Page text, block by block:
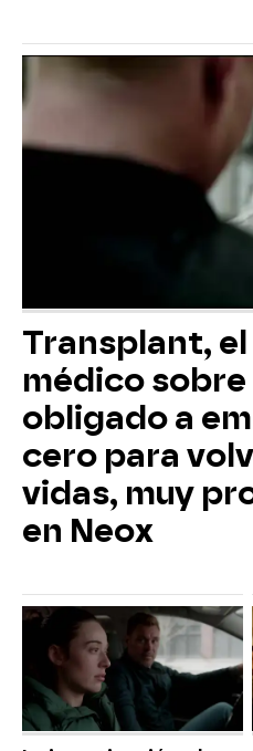
Transplant,
médico
obligado a
cero para
vidas, muy
en Neox